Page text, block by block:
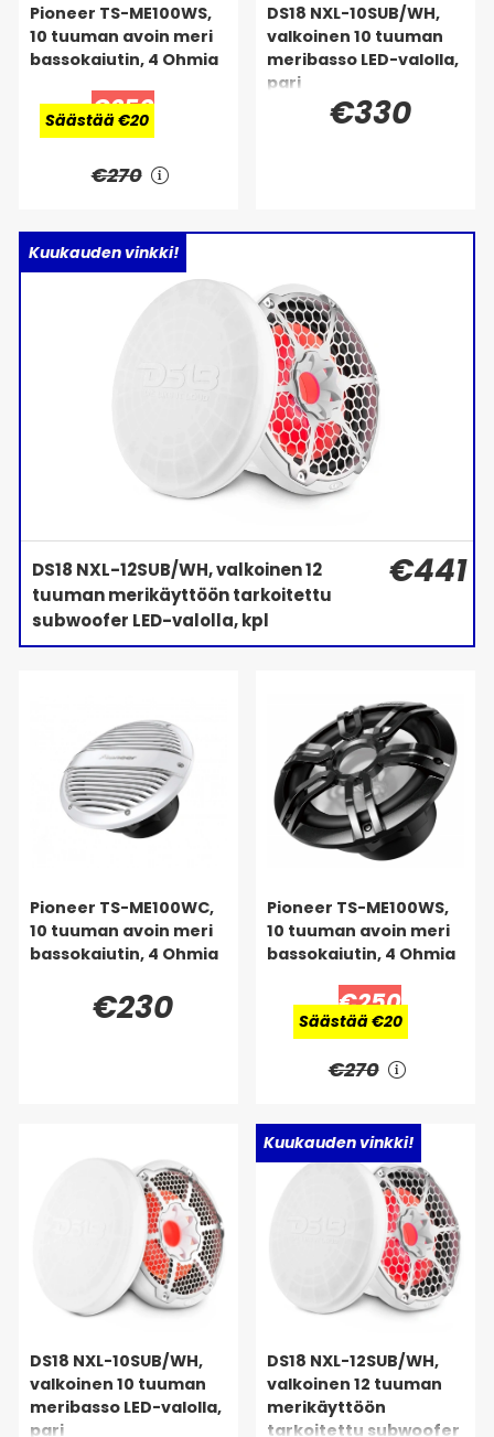
Pioneer TS-ME100WS,
10 tuuman avoin meri
bassokaiutin, 4 Ohmia
€250
Säästää €20
€270
DS18 NXL-10SUB/WH,
valkoinen 10 tuuman
meribasso LED-valolla,
pari
€330
Kuukauden vinkki!
DS18 NXL-12SUB/WH, valkoinen 12
tuuman merikäyttöön tarkoitettu
subwoofer LED-valolla, kpl
€441
Pioneer TS-ME100WC,
10 tuuman avoin meri
bassokaiutin, 4 Ohmia
€230
Pioneer TS-ME100WS,
10 tuuman avoin meri
bassokaiutin, 4 Ohmia
€250
Säästää €20
€270
DS18 NXL-10SUB/WH,
valkoinen 10 tuuman
meribasso LED-valolla,
pari
Kuukauden vinkki!
DS18 NXL-12SUB/WH,
valkoinen 12 tuuman
merikäyttöön
tarkoitettu subwoofer